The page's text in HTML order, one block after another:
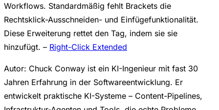
Workflows. Standardmäßig fehlt Brackets die
Rechtsklick-Ausschneiden- und Einfügefunktionalität.
Diese Erweiterung rettet den Tag, indem sie sie
hinzufügt. – Right-Click Extended
Autor: Chuck Conway ist ein KI-Ingenieur mit fast 30
Jahren Erfahrung in der Softwareentwicklung. Er
entwickelt praktische KI-Systeme – Content-Pipelines,